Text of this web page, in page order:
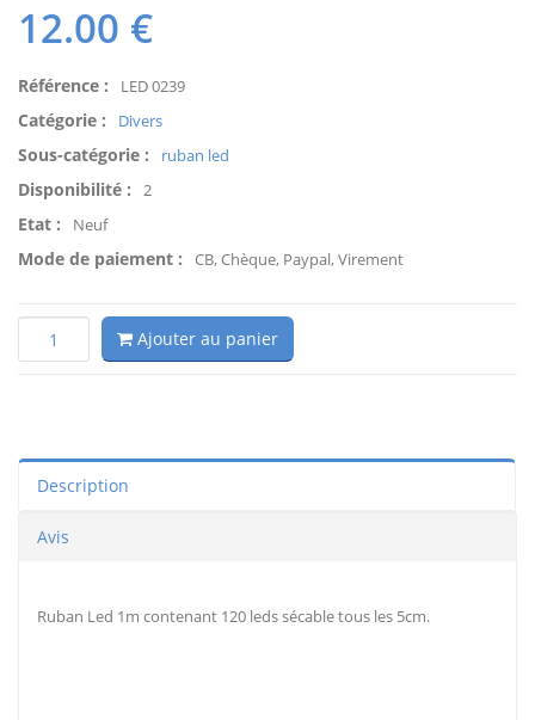
12.00 €
Référence : LED 0239
Catégorie : Divers
Sous-catégorie : ruban led
Disponibilité : 2
Etat : Neuf
Mode de paiement : CB, Chèque, Paypal, Virement
Ajouter au panier
Description
Avis
Ruban Led 1m contenant 120 leds sécable tous les 5cm.